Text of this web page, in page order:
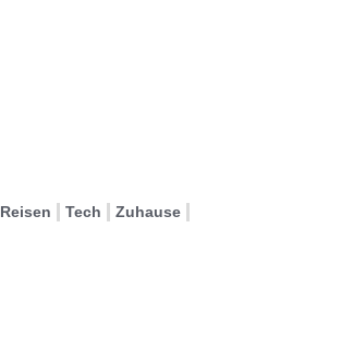
Reisen Tech Zuhause